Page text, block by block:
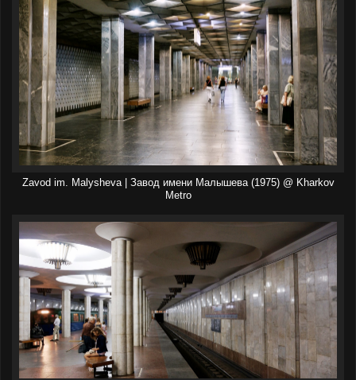
Zavod im. Malysheva | Завод имени Малышева (1975) @ Kharkov
Metro